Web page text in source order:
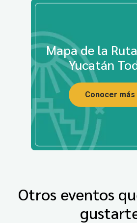
Mapa de la
Yucatán
Conocer más
Otros eventos